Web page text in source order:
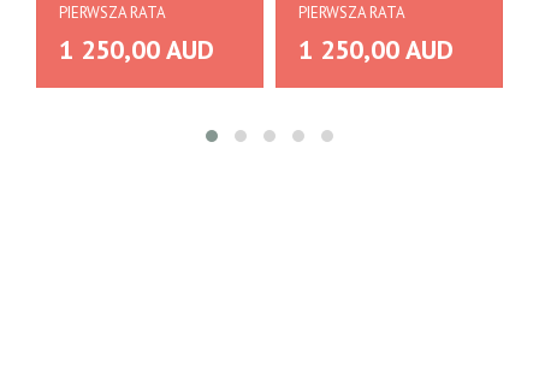
PIERWSZA RATA
1 250,00 AUD
PIERWSZA RATA
1 250,00 AUD